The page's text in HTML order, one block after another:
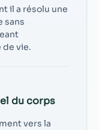
il a résolu une
sans
de vie.
du corps
vers la